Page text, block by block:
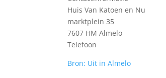
Huis Van Katoen en Nu
marktplein 35
7607 HM Almelo
Telefoon
Bron: Uit in Almelo